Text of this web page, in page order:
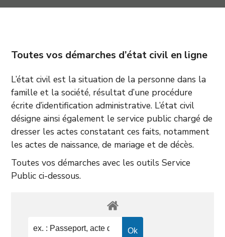
Toutes vos démarches d’état civil en ligne
L’état civil est la situation de la personne dans la
famille et la société, résultat d’une procédure
écrite d’identification administrative. L’état civil
désigne ainsi également le service public chargé de
dresser les actes constatant ces faits, notamment
les actes de naissance, de mariage et de décès.
Toutes vos démarches avec les outils Service
Public ci-dessous.